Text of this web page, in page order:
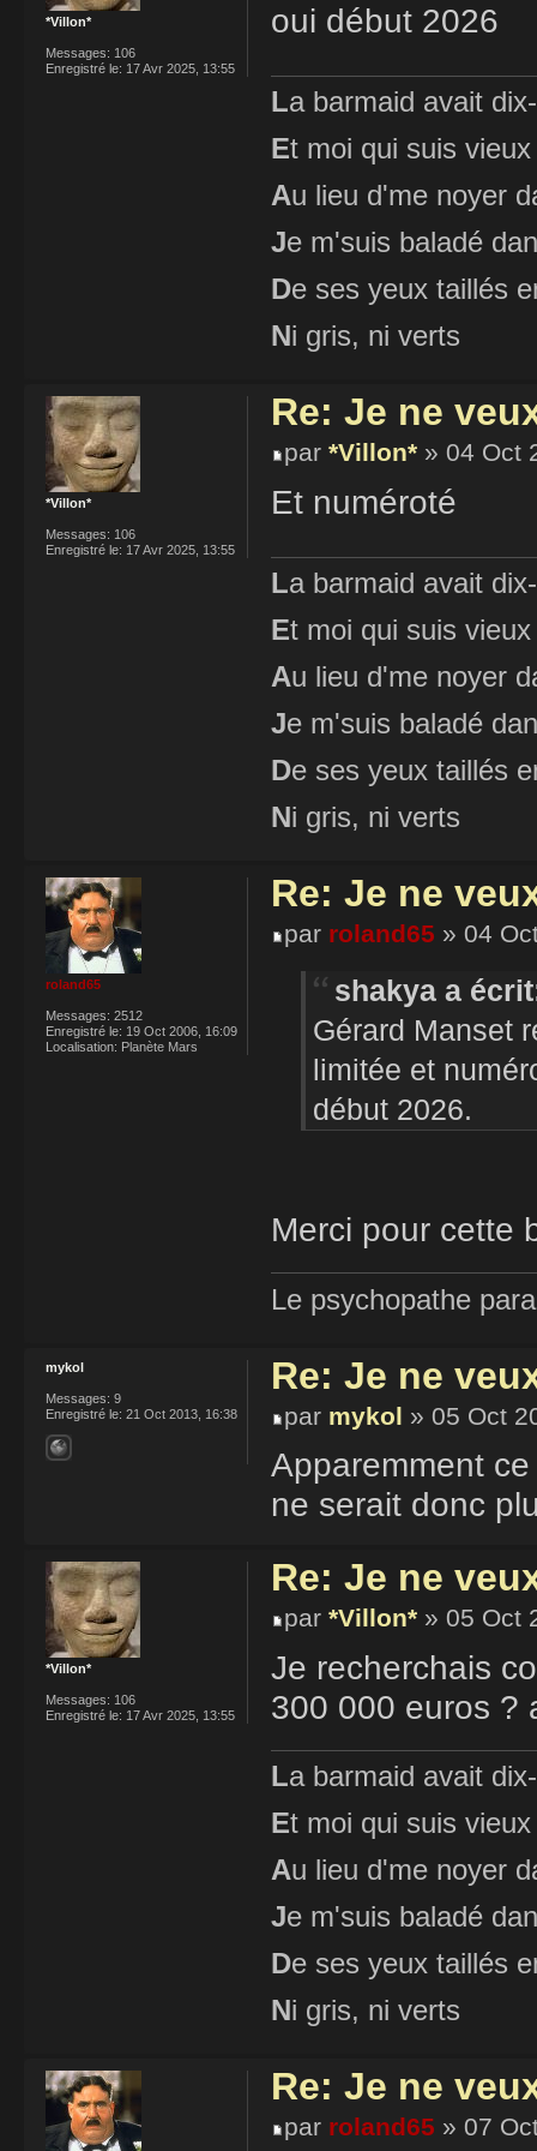
oui début 2026
La barmaid avait
Et moi qui suis
Au lieu d'me noyer
Je m'suis baladé
De ses yeux taillés
Ni gris, ni verts
*Villon*
Messages: 106
Enregistré le: 17 Avr 2025, 13:55
Re: Je ne
par *Villon* » 04 Oct
Et numéroté
La barmaid avait
Et moi qui suis
Au lieu d'me noyer
Je m'suis baladé
De ses yeux taillés
Ni gris, ni verts
*Villon*
Messages: 106
Enregistré le: 17 Avr 2025, 13:55
Re: Je ne
par roland65 » 04
shakya a
Gérard Manset
limitée et
début 2026.
Merci pour cette
Le psychopathe
roland65
Messages: 2512
Enregistré le: 19 Oct 2006, 16:09
Localisation: Planète Mars
Re: Je ne
par mykol » 05 Oct
Apparemment
ne serait donc
mykol
Messages: 9
Enregistré le: 21 Oct 2013, 16:38
Re: Je ne
par *Villon* » 05 Oct
Je recherchais
300 000 euros ?
La barmaid avait
Et moi qui suis
Au lieu d'me noyer
Je m'suis baladé
De ses yeux taillés
Ni gris, ni verts
*Villon*
Messages: 106
Enregistré le: 17 Avr 2025, 13:55
Re: Je ne
par roland65 » 07